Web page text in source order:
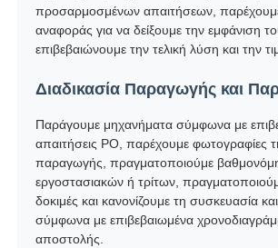
προσαρμοσμένων απαιτήσεων,
αναφοράς για να δείξουμε την εμφάνιση
επιβεβαιώνουμε την τελική λύση και την
Διαδικασία Παραγωγής και
Παράγουμε μηχανήματα σύμφωνα με
απαιτήσεις PO, παρέχουμε φωτογραφίες
παραγωγής, πραγματοποιούμε
εργοστασιακών ή τρίτων,
δοκιμές και κανονίζουμε τη συσκευασία
σύμφωνα με επιβεβαιωμένα
αποστολής.